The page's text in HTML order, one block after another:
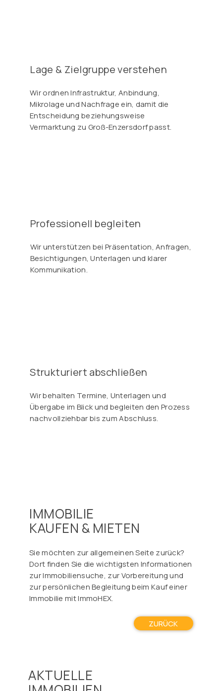
Lage & Zielgruppe verstehen
Wir ordnen Infrastruktur, Anbindung,
Mikrolage und Nachfrage ein, damit die
Entscheidung beziehungsweise
Vermarktung zu Groß-Enzersdorf passt.
Professionell begleiten
Wir unterstützen bei Präsentation, Anfragen,
Besichtigungen, Unterlagen und klarer
Kommunikation.
Strukturiert abschließen
Wir behalten Termine, Unterlagen und
Übergabe im Blick und begleiten den Prozess
nachvollziehbar bis zum Abschluss.
IMMOBILIE
KAUFEN & MIETEN
Sie möchten zur allgemeinen Seite zurück?
Dort finden Sie die wichtigsten Informationen
zur Immobiliensuche, zur Vorbereitung und
zur persönlichen Begleitung beim Kauf einer
Immobilie mit ImmoHEX.
ZURÜCK
AKTUELLE